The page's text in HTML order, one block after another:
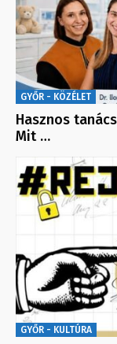
GYŐR - KÖZÉLET
Hasznos
Mit …
GYŐR - KULTÚRA